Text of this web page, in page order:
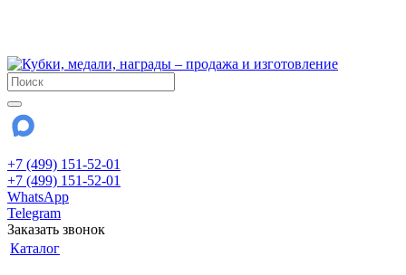
+7 (499) 151-52-01
+7 (499) 151-52-01
WhatsApp
Telegram
Заказать звонок
Каталог